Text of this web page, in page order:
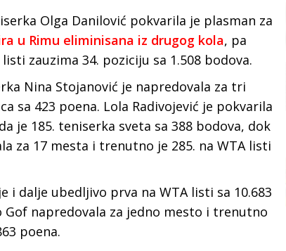
Olga Danilović pokvarila je plasman za
u Rimu eliminisana iz drugog kola, pa
zauzima 34. poziciju sa 1.508 bodova.
Nina Stojanović je napredovala za tri
sa 423 poena. Lola Radivojević je pokvarila
je 185. teniserka sveta sa 388 bodova, dok
za 17 mesta i trenutno je 285. na WTA listi
i dalje ubedljivo prva na WTA listi sa 10.683
Gof napredovala za jedno mesto i trenutno
poena.